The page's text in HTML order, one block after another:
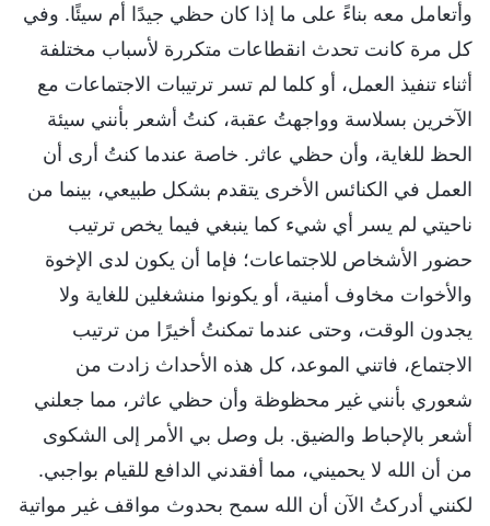
وأتعامل معه بناءً على ما إذا كان حظي جيدًا أم سيئًا. وفي
كل مرة كانت تحدث انقطاعات متكررة لأسباب مختلفة
أثناء تنفيذ العمل، أو كلما لم تسر ترتيبات الاجتماعات مع
الآخرين بسلاسة وواجهتُ عقبة، كنتُ أشعر بأنني سيئة
الحظ للغاية، وأن حظي عاثر. خاصة عندما كنتُ أرى أن
العمل في الكنائس الأخرى يتقدم بشكل طبيعي، بينما من
ناحيتي لم يسر أي شيء كما ينبغي فيما يخص ترتيب
حضور الأشخاص للاجتماعات؛ فإما أن يكون لدى الإخوة
والأخوات مخاوف أمنية، أو يكونوا منشغلين للغاية ولا
يجدون الوقت، وحتى عندما تمكنتُ أخيرًا من ترتيب
الاجتماع، فاتني الموعد، كل هذه الأحداث زادت من
شعوري بأنني غير محظوظة وأن حظي عاثر، مما جعلني
أشعر بالإحباط والضيق. بل وصل بي الأمر إلى الشكوى
من أن الله لا يحميني، مما أفقدني الدافع للقيام بواجبي.
لكنني أدركتُ الآن أن الله سمح بحدوث مواقف غير مواتية